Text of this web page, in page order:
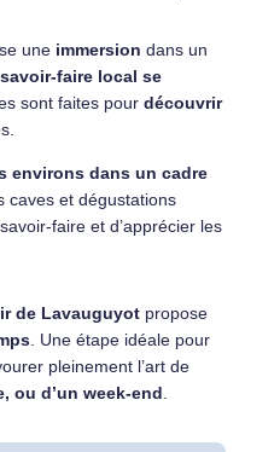
une immersion dans un
faire local se
sont faites pour découvrir
environs dans un cadre
caves et dégustations
faire et d’apprécier les
de Lavauguyot propose
. Une étape idéale pour
pleinement l’art de
ou d’un week-end